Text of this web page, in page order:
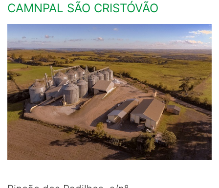
CAMNPAL SÃO CRISTÓVÃO